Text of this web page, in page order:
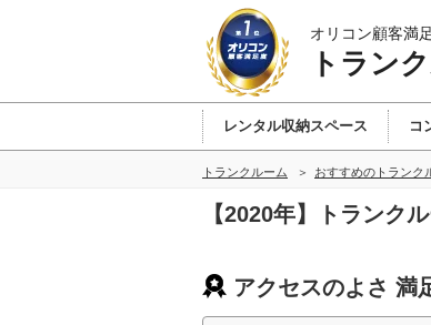
オリコン顧客満
トラン
レンタル収納スペース コ
トランクルーム おすすめのトランク
【2020年】トランク
アクセスのよさ 満